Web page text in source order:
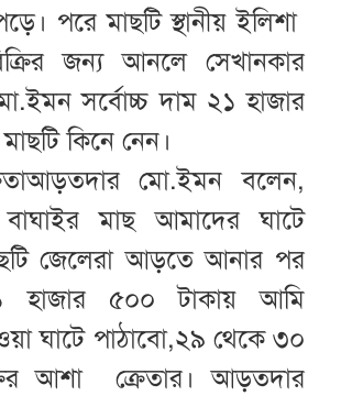
পরে মাছটি স্থানীয় ইলিশা
জন্য আনলে সেখানকার
সর্বোচ্চ দাম ২১ হাজার
কিনে নেন।
মো.ইমন বলেন,
মাছ আমাদের ঘাটে
জেলেরা আড়তে আনার পর
হাজার ৫০০ টাকায় আমি
ঘাটে পাঠাবো,২৯ থেকে ৩০
আশা ক্রেতার। আড়তদার